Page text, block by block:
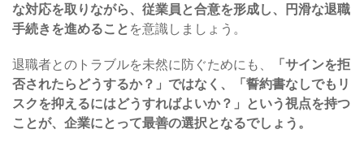
な対応を取りながら、従業員と合意を形成し、円滑な退職
手続きを進めること を意識しましょう。
退職者とのトラブルを未然に防ぐためにも、
「サインを拒
否されたらどうするか？」ではなく、「誓約書なしでもリ
スクを抑えるにはどうすればよいか？」という視点を持つ
ことが、企業にとって最善の選択となるでしょう。